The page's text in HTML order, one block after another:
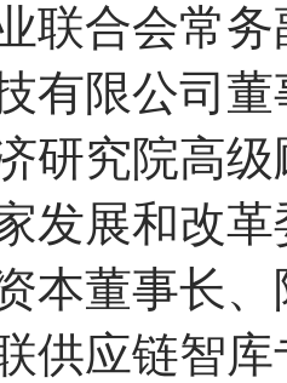
联合会常
有限公司
研究院高
发展和改
本董事长
供应链智